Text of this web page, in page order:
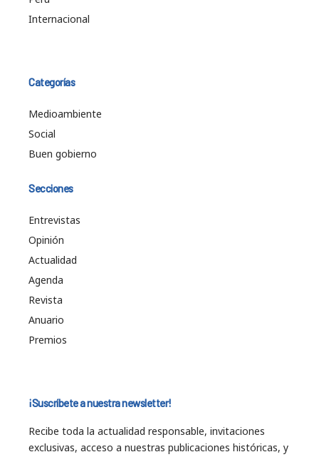
Internacional
Categorías
Medioambiente
Social
Buen gobierno
Secciones
Entrevistas
Opinión
Actualidad
Agenda
Revista
Anuario
Premios
¡Suscríbete a nuestra newsletter!
Recibe toda la actualidad responsable, invitaciones
exclusivas, acceso a nuestras publicaciones históricas, y